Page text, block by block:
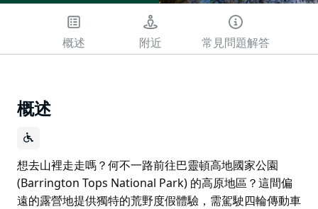
概述 附近 常見問題解答
概述
想去山裡走走嗎？何不一路前往巴靈頓高地國家公園
(Barrington Tops National Park) 的高原地區？這間偏
遠的露營地提供獨特的荒野度假體驗，需駕駛四輪傳動車